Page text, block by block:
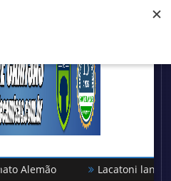
Lacatoni lança as novas